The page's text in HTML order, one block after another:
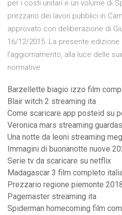
per i costi unitari e un volume di
prezzario dei lavori pubblici in
approvato con deliberazione di
16/12/2015. La presente
l’aggiornamento, alla luce delle
normative.
Barzellette biagio izzo film
Blair witch 2 streaming ita
Come scaricare app posteid su
Veronica mars streaming
Una notte da leoni streaming
Immagini di buonanotte nuove
Serie tv da scaricare su netflix
Madagascar 3 film completo
Prezzario regione piemonte
Pagemaster streaming ita
Spiderman homecoming film